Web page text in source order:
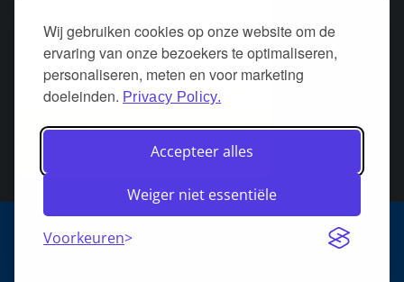
Wij gebruiken cookies op onze website om de
ervaring van onze bezoekers te optimaliseren,
personaliseren, meten en voor marketing
doeleinden. Privacy Policy.
Accepteer alles
Weiger niet essentiële
Voorkeuren
Algemene voorwaarden Over DeurStijl Projecten